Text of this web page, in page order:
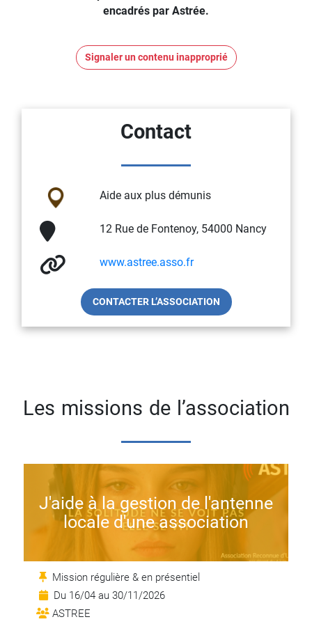
encadrés par Astrée.
Signaler un contenu inapproprié
Contact
Aide aux plus démunis
12 Rue de Fontenoy, 54000 Nancy
www.astree.asso.fr
CONTACTER L’ASSOCIATION
Les missions de l’association
J'aide à la gestion de l'antenne
locale d'une association
Mission régulière & en présentiel
Du 16/04 au 30/11/2026
ASTREE